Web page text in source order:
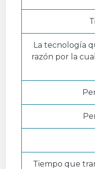
La tecnología
razón por la
Tiempo que